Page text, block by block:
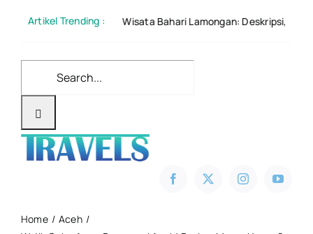
Artikel Trending :
Wisata Bahari Lamongan: Deskripsi, Tiket Masuk 2026,
Home
Aceh